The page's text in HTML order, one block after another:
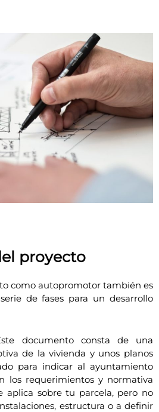
proyecto
como autopromotor también es
de fases para un desarrollo
documento consta de una
de la vivienda y unos planos
para indicar al ayuntamiento
los requerimientos y normativa
aplica sobre tu parcela, pero no
estructura o a definir